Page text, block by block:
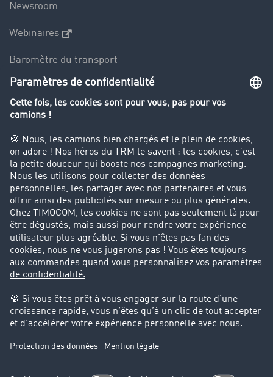
Newsroom
Webinaires
Baromètre du transport
Le dictionnaire du transport
Interdiction de circulation des poids lourds
Entreprise
Parrainage clients
Success Stories
Cadre légal
Mentions légales
Protection des données
Cookie-Einstellungen